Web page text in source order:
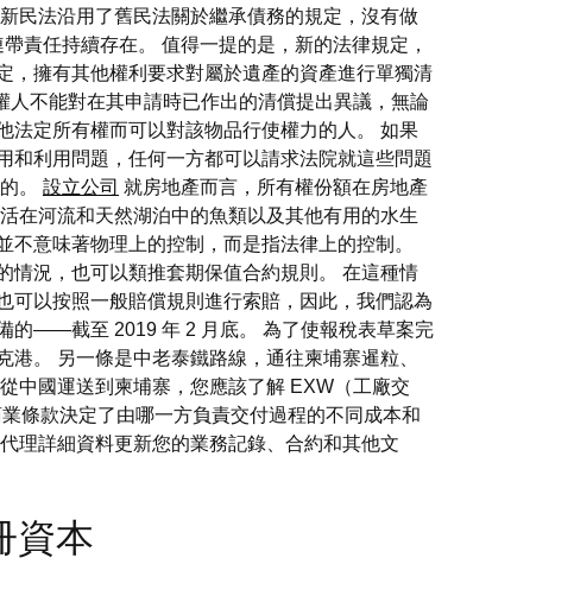
民法沿用了舊民法關於繼承債務的規定，沒有做
責任持續存在。 值得一提的是，新的法律規定，
，擁有其他權利要求對屬於遺產的資產進行單獨清
不能對在其申請時已作出的清償提出異議，無論
法定所有權而可以對該物品行使權力的人。 如果
利用問題，任何一方都可以請求法院就這些問題
。 設立公司 就房地產而言，所有權份額在房地產
在河流和天然湖泊中的魚類以及其他有用的水生
意味著物理上的控制，而是指法律上的控制。
情況，也可以類推套期保值合約規則。 在這種情
可以按照一般賠償規則進行索賠，因此，我們認為
的——截至 2019 年 2 月底。 為了使報稅表草案完
。 另一條是中老泰鐵路線，通往柬埔寨暹粒、
中國運送到柬埔寨，您應該了解 EXW（工廠交
條款決定了由哪一方負責交付過程的不同成本和
理詳細資料更新您的業務記錄、合約和其他文
資本